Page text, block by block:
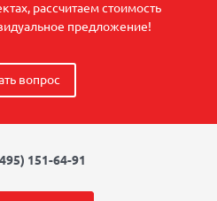
рассчитаем стоимость
предложение!
вопрос
151-64-91